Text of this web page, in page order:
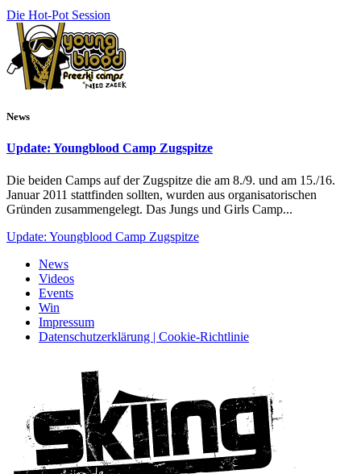
Die Hot-Pot Session
News
Update: Youngblood Camp Zugspitze
Die beiden Camps auf der Zugspitze die am 8./9. und am 15./16.
Januar 2011 stattfinden sollten, wurden aus organisatorischen
Gründen zusammengelegt. Das Jungs und Girls Camp...
Update: Youngblood Camp Zugspitze
News
Videos
Events
Win
Impressum
Datenschutzerklärung | Cookie-Richtlinie